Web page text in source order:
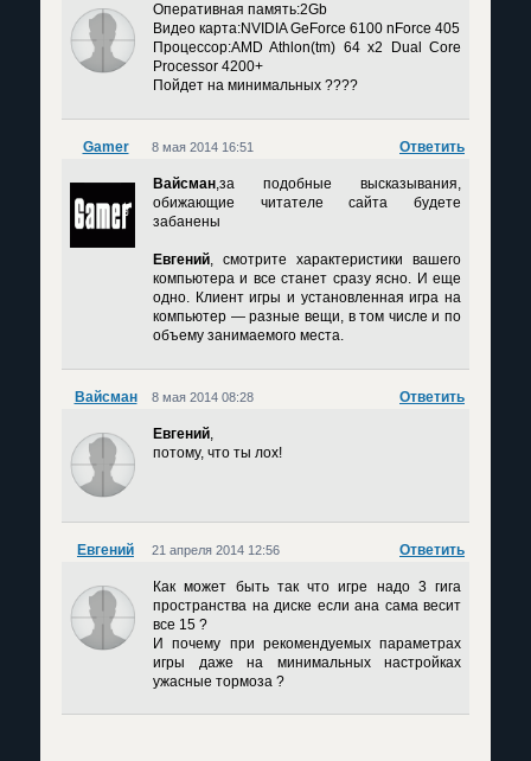
Оперативная память:2Gb
Видео карта:NVIDIA GeForce 6100 nForce 405
Процессор:AMD Athlon(tm) 64 x2 Dual Core
Processor 4200+
Пойдет на минимальных ????
Gamer Ответить
8 мая 2014 16:51
Вайсман,за подобные высказывания,
обижающие читателе сайта будете
забанены
Евгений, смотрите характеристики вашего
компьютера и все станет сразу ясно. И еще
одно. Клиент игры и установленная игра на
компьютер — разные вещи, в том числе и по
объему занимаемого места.
Вайсман Ответить
8 мая 2014 08:28
Евгений
потому, что ты лох!
Евгений Ответить
21 апреля 2014 12:56
Как может быть так что игре надо 3 гига
пространства на диске если ана сама весит
все 15 ?
И почему при рекомендуемых параметрах
игры даже на минимальных настройках
ужасные тормоза ?